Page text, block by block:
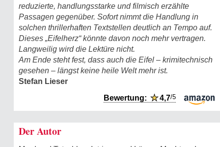
reduzierte, handlungsstarke und filmisch erzählte
Passagen gegenüber. Sofort nimmt die Handlung in
solchen thrillerhaften Textstellen deutlich an Tempo auf.
Dieses „Eifelherz“ könnte davon noch mehr vertragen.
Langweilig wird die Lektüre nicht.
Am Ende steht fest, dass auch die Eifel – krimitechnisch
gesehen – längst keine heile Welt mehr ist.
Stefan Lieser
Bewertung:★4,7/5
Der Autor